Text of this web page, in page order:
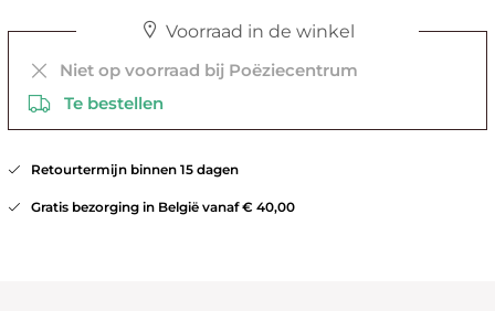
Voorraad in de winkel
Niet op voorraad bij Poëziecentrum
Te bestellen
Retourtermijn binnen 15 dagen
Gratis bezorging in België vanaf € 40,00